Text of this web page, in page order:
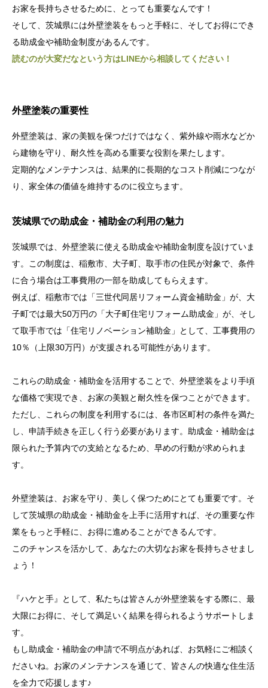
お家を長持ちさせるために、とっても重要なんです！
そして、茨城県には外壁塗装をもっと手軽に、そしてお得にでき
る助成金や補助金制度があるんです。
読むのが大変だなという方はLINEから相談してください！
外壁塗装の重要性
外壁塗装は、家の美観を保つだけではなく、紫外線や雨水などか
ら建物を守り、耐久性を高める重要な役割を果たします。
定期的なメンテナンスは、結果的に長期的なコスト削減につなが
り、家全体の価値を維持するのに役立ちます。
茨城県での助成金・補助金の利用の魅力
茨城県では、外壁塗装に使える助成金や補助金制度を設けていま
す。この制度は、稲敷市、大子町、取手市の住民が対象で、条件
に合う場合は工事費用の一部を助成してもらえます。
例えば、稲敷市では「三世代同居リフォーム資金補助金」が、大
子町では最大50万円の「大子町住宅リフォーム助成金」が、そし
て取手市では「住宅リノベーション補助金」として、工事費用の
10％（上限30万円）が支援される可能性があります。
これらの助成金・補助金を活用することで、外壁塗装をより手頃
な価格で実現でき、お家の美観と耐久性を保つことができます。
ただし、これらの制度を利用するには、各市区町村の条件を満た
し、申請手続きを正しく行う必要があります。助成金・補助金は
限られた予算内での支給となるため、早めの行動が求められま
す。
外壁塗装は、お家を守り、美しく保つためにとても重要です。そ
して茨城県の助成金・補助金を上手に活用すれば、その重要な作
業をもっと手軽に、お得に進めることができるんです。
このチャンスを活かして、あなたの大切なお家を長持ちさせまし
ょう！
『ハケと手』として、私たちは皆さんが外壁塗装をする際に、最
大限にお得に、そして満足いく結果を得られるようサポートしま
す。
もし助成金・補助金の申請で不明点があれば、お気軽にご相談く
ださいね。お家のメンテナンスを通じて、皆さんの快適な住生活
を全力で応援します♪